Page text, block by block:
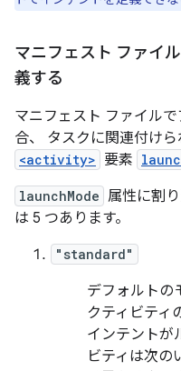
マニフェスト ファイ
義する
マニフェスト ファイル
合、 タスクに関連付け
<activity> 要素
launchMode 属性に割
は 5 つあります。
"standard"
デフォルトの
クティビティ
インテントが
ビティは次の